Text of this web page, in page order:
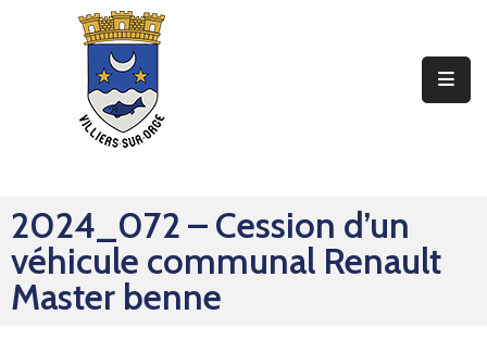
Mes
Sorties
2024_072 – Cession d’un
véhicule communal Renault
Master benne